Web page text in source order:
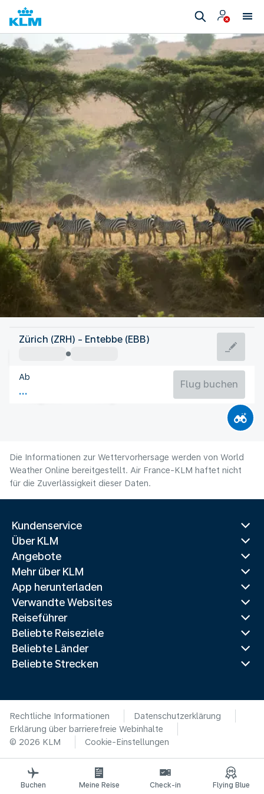
Uganda
Entebbe
Uganda
Flugzeit
Zürich (ZRH) - Entebbe (EBB)
Ab
Flug buchen
Die Informationen zur Wettervorhersage werden von World
Weather Online bereitgestellt. Air France-KLM haftet nicht
für die Zuverlässigkeit dieser Daten.
Kundenservice
Über KLM
Angebote
Mehr über KLM
App herunterladen
Verwandte Websites
Reiseführer
Beliebte Reiseziele
Beliebte Länder
Beliebte Strecken
Rechtliche Informationen
Datenschutzerklärung
Erklärung über barrierefreie Webinhalte
© 2026 KLM
Cookie-Einstellungen
Buchen Meine Reise Check-in Flying Blue